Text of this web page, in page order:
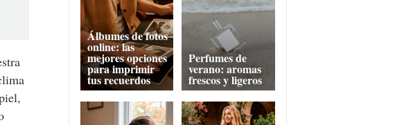
Álbumes de fotos
online: las
mejores opciones
para imprimir
tus recuerdos
Perfumes de
verano: aromas
frescos y ligeros